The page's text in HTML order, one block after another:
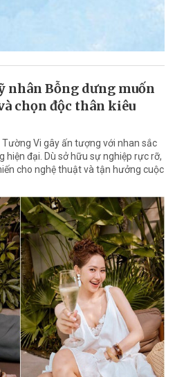
nhân Bỗng dưng muốn
chọn độc thân kiêu
Vi gây ấn tượng với nhan sắc
hiện đại. Dù sở hữu sự nghiệp rực rỡ,
cho nghệ thuật và tận hưởng cuộc